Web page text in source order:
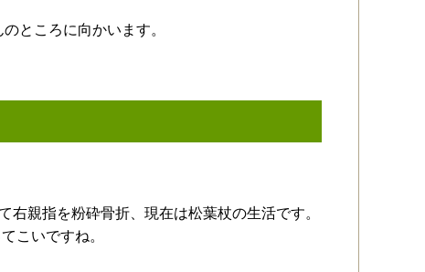
ところに向かいます。
親指を粉砕骨折、現在は松葉杖の生活です。
こいですね。